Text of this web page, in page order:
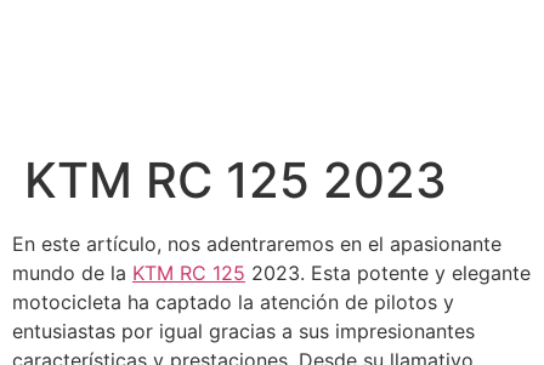
KTM RC 125 2023
En este artículo, nos adentraremos en el apasionante
mundo de la KTM RC 125 2023. Esta potente y elegante
motocicleta ha captado la atención de pilotos y
entusiastas por igual gracias a sus impresionantes
características y prestaciones. Desde su llamativo